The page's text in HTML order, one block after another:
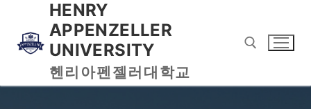
HENRY
APPENZELLER
UNIVERSITY
헨리아펜젤러대학교